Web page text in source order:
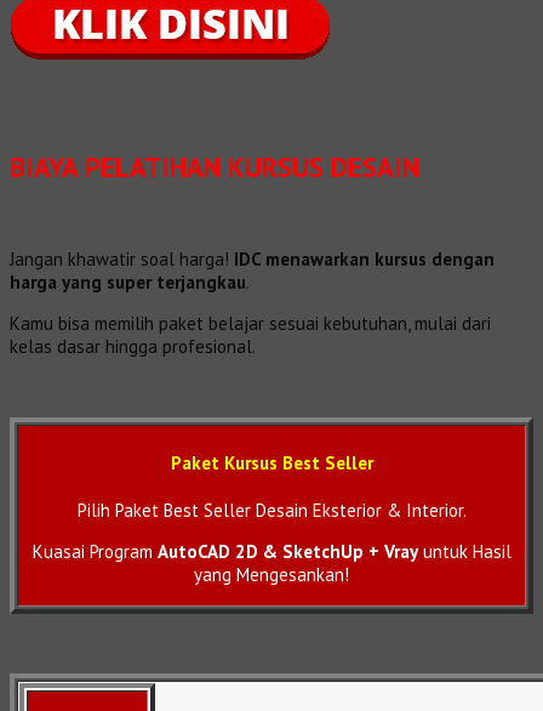
BIAYA PELATIHAN KURSUS DESAIN
Jangan khawatir soal harga! IDC menawarkan kursus dengan
harga yang super terjangkau.
Kamu bisa memilih paket belajar sesuai kebutuhan, mulai dari
kelas dasar hingga profesional.
Paket Kursus Best Seller
Pilih Paket Best Seller Desain Eksterior & Interior.
Kuasai Program AutoCAD 2D & SketchUp + Vrayuntuk Hasil
yang Mengesankan!